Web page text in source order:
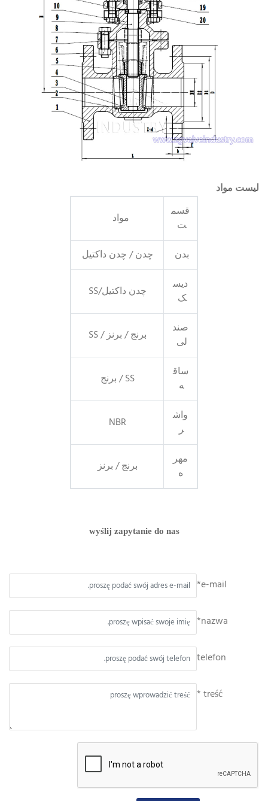
لیست مواد
قسم
ت
مواد
بدن
چدن / چدن داکتیل
دیس
ک
چدن داکتیل/SS
صند
لی
برنج / برنز / SS
ساق
ه
SS / برنج
واش
ر
NBR
مهر
ه
برنج / برنز
wyślij zapytanie do nas
e-mail*
nazwa*
telefon
treść *